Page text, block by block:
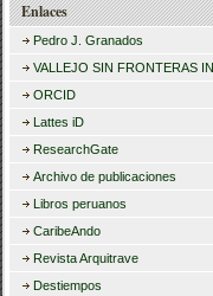
Enlaces
Pedro J. Granados
VALLEJO SIN FRONTERAS
ORCID
Lattes iD
ResearchGate
Archivo de publicaciones
Libros peruanos
CaribeAndo
Revista Arquitrave
Destiempos